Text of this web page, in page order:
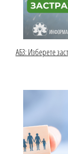
АБЗ: Изберете